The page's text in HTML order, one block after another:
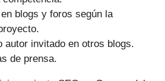
blogs y foros según la
autor invitado en otros blogs.
de prensa.